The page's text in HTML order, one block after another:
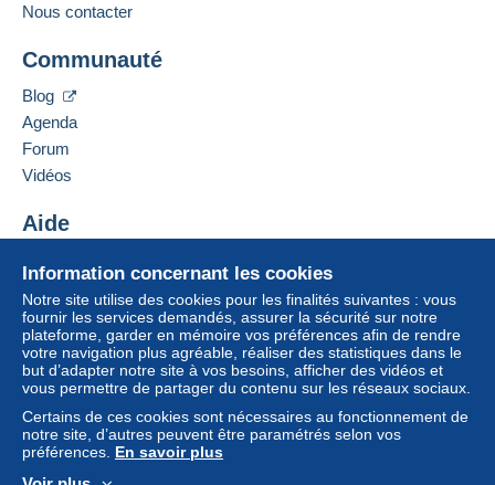
Information concernant les cookies
Notre site utilise des cookies pour les finalités suivantes : vous
fournir les services demandés, assurer la sécurité sur notre
plateforme, garder en mémoire vos préférences afin de rendre
votre navigation plus agréable, réaliser des statistiques dans le
but d’adapter notre site à vos besoins, afficher des vidéos et
vous permettre de partager du contenu sur les réseaux sociaux.
Certains de ces cookies sont nécessaires au fonctionnement de
notre site, d’autres peuvent être paramétrés selon vos
préférences. En savoir plus
Nous contacter
Communauté
Blog
Agenda
Forum
Vidéos
Aide
Acheter sur Delcampe
Vendre sur Delcampe
Un site sécurisé